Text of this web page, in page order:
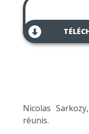
Nicolas
réunis.